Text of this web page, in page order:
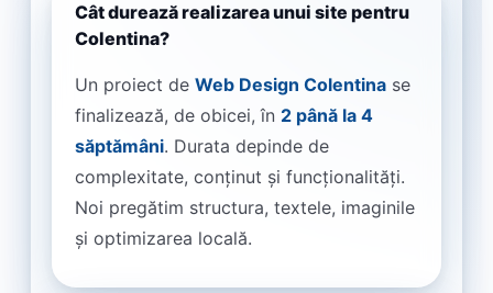
Cât durează realizarea unui site pentru
Colentina?
Un proiect de Web Design Colentina se
finalizează, de obicei, în 2 până la 4
săptămâni. Durata depinde de
complexitate, conținut și funcționalități.
Noi pregătim structura, textele, imaginile
și optimizarea locală.